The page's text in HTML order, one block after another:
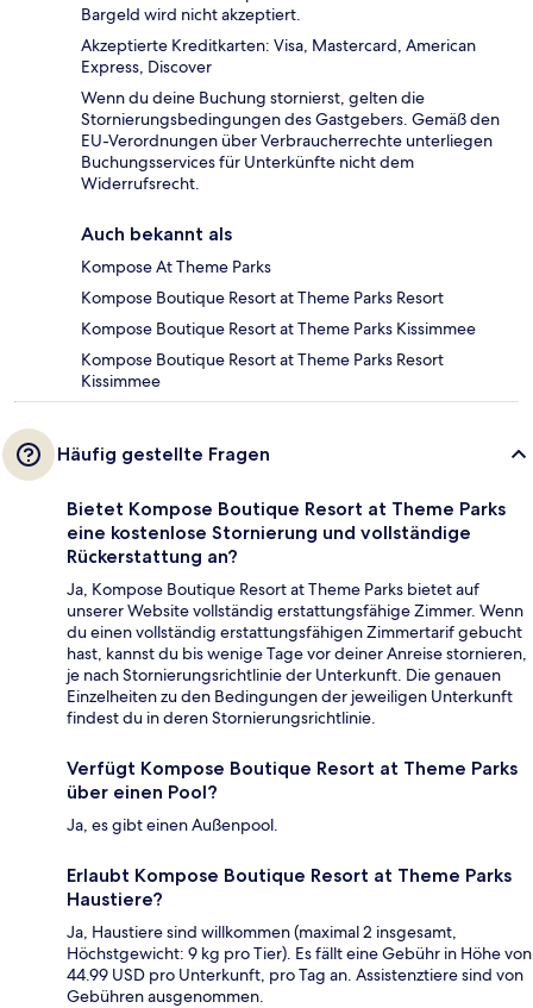
Bargeld wird nicht akzeptiert.
Akzeptierte Kreditkarten: Visa, Mastercard, American
Express, Discover
Wenn du deine Buchung stornierst, gelten die
Stornierungsbedingungen des Gastgebers. Gemäß den
EU-Verordnungen über Verbraucherrechte unterliegen
Buchungsservices für Unterkünfte nicht dem
Widerrufsrecht.
Auch bekannt als
Kompose At Theme Parks
Kompose Boutique Resort at Theme Parks Resort
Kompose Boutique Resort at Theme Parks Kissimmee
Kompose Boutique Resort at Theme Parks Resort
Kissimmee
Häufig gestellte Fragen
Bietet Kompose Boutique Resort at Theme Parks
eine kostenlose Stornierung und vollständige
Rückerstattung an?
Ja, Kompose Boutique Resort at Theme Parks bietet auf
unserer Website vollständig erstattungsfähige Zimmer. Wenn
du einen vollständig erstattungsfähigen Zimmertarif gebucht
hast, kannst du bis wenige Tage vor deiner Anreise stornieren,
je nach Stornierungsrichtlinie der Unterkunft. Die genauen
Einzelheiten zu den Bedingungen der jeweiligen Unterkunft
findest du in deren Stornierungsrichtlinie.
Verfügt Kompose Boutique Resort at Theme Parks
über einen Pool?
Ja, es gibt einen Außenpool.
Erlaubt Kompose Boutique Resort at Theme Parks
Haustiere?
Ja, Haustiere sind willkommen (maximal 2 insgesamt,
Höchstgewicht: 9 kg pro Tier). Es fällt eine Gebühr in Höhe von
44.99 USD pro Unterkunft, pro Tag an. Assistenztiere sind von
Gebühren ausgenommen.